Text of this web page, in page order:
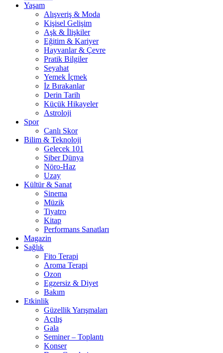
Yaşam
Alışveriş & Moda
Kişisel Gelişim
Aşk & İlişkiler
Eğitim & Kariyer
Hayvanlar & Çevre
Pratik Bilgiler
Seyahat
Yemek İçmek
İz Bırakanlar
Derin Tarih
Küçük Hikayeler
Astroloji
Spor
Canlı Skor
Bilim & Teknoloji
Gelecek 101
Siber Dünya
Nöro-Haz
Uzay
Kültür & Sanat
Sinema
Müzik
Tiyatro
Kitap
Performans Sanatları
Magazin
Sağlık
Fito Terapi
Aroma Terapi
Ozon
Egzersiz & Diyet
Bakım
Etkinlik
Güzellik Yarışmaları
Açılış
Gala
Seminer – Toplantı
Konser